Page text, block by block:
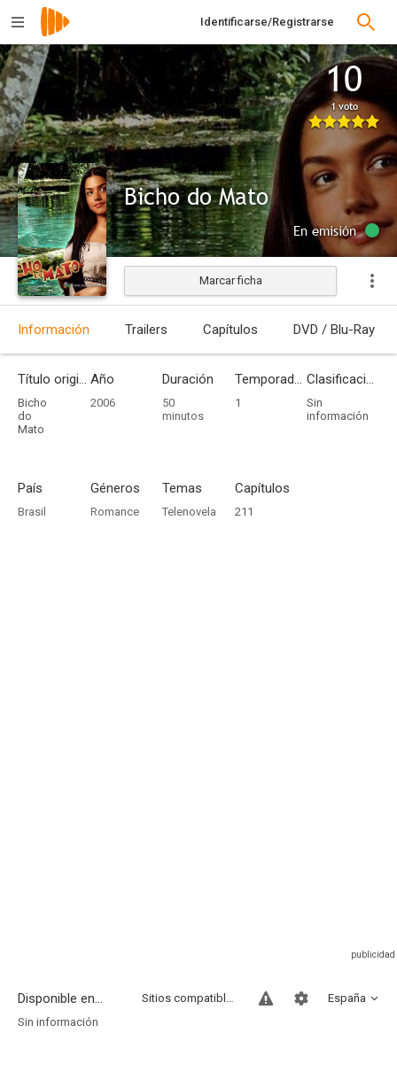
Identificarse/Registrarse
10
1 voto
Bicho do Mato
En emisión
Marcar ficha
Información Trailers Capítulos DVD / Blu-Ray
Título original
Bicho
do
Mato
Año
2006
Duración
50
minutos
Temporadas
1
Clasificación por edades
Sin
información
País
Brasil
Géneros
Romance
Temas
Telenovela
Capítulos
211
Disponible en... España
Sitios compatibles
Sin información